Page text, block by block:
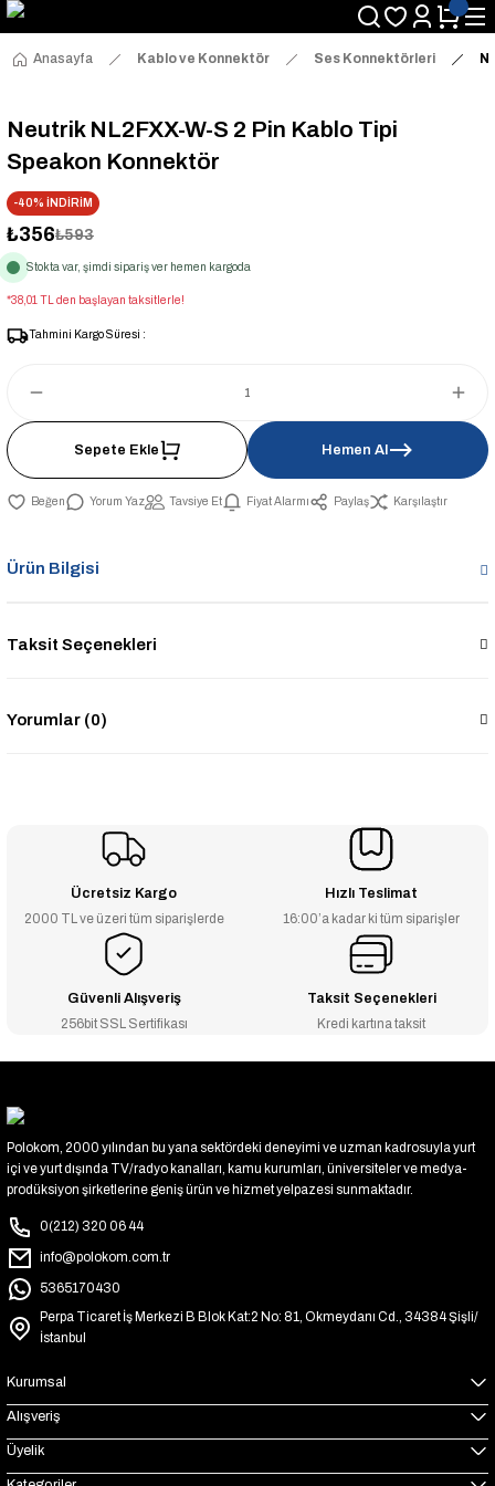
Anasayfa Kablo ve Konnektör Ses Konnektörleri
Neutrik NL2FXX-W-S 2 Pin Kablo Tipi
Speakon Konnektör
-40% İNDİRİM
₺356₺593
Stokta var, şimdi sipariş ver hemen kargoda
*38,01 TL den başlayan taksitlerle!
Tahmini Kargo Süresi :
Sepete Ekle Hemen Al
Yorum Yaz Tavsiye Et Fiyat Alarmı Paylaş Karşılaştır
Ürün Bilgisi
Taksit Seçenekleri
Yorumlar (0)
Ücretsiz Kargo
2000 TL ve üzeri tüm siparişlerde
Hızlı Teslimat
16:00’a kadar ki tüm siparişler
Güvenli Alışveriş
256bit SSL Sertifikası
Taksit Seçenekleri
Kredi kartına taksit
Polokom, 2000 yılından bu yana sektördeki deneyimi ve uzman kadrosuyla yurt
içi ve yurt dışında TV/radyo kanalları, kamu kurumları, üniversiteler ve medya-
prodüksiyon şirketlerine geniş ürün ve hizmet yelpazesi sunmaktadır.
0(212) 320 06 44
info@polokom.com.tr
5365170430
Perpa Ticaret İş Merkezi B Blok Kat:2 No: 81, Okmeydanı Cd., 34384 Şişli/
İstanbul
Kurumsal
Alışveriş
Üyelik